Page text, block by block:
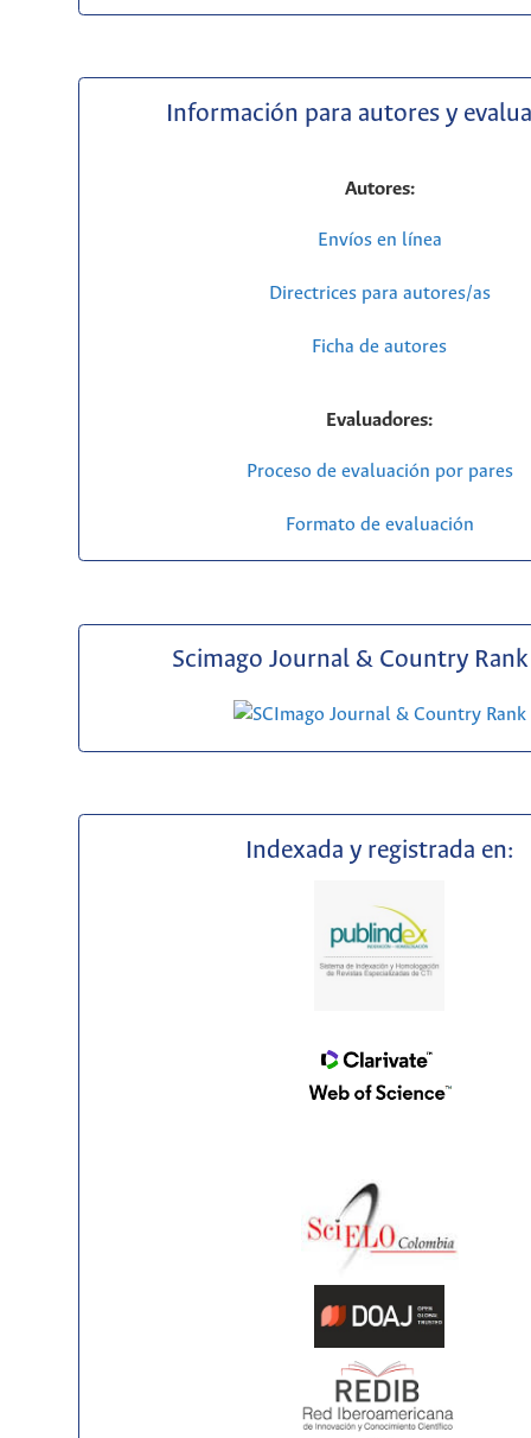
Información para autores y
Autores:
Envíos en línea
Directrices para autores/as
Ficha de autores
Evaluadores:
Proceso de evaluación por pares
Formato de evaluación
Scimago Journal & Country Rank
Indexada y registrada en: